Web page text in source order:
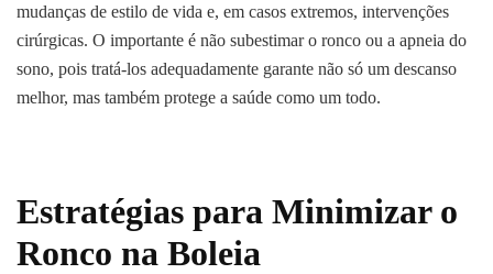
mudanças de estilo de vida e, em casos extremos, intervenções
cirúrgicas. O importante é não subestimar o ronco ou a apneia do
sono, pois tratá-los adequadamente garante não só um descanso
melhor, mas também protege a saúde como um todo.
Estratégias para Minimizar o
Ronco na Boleia